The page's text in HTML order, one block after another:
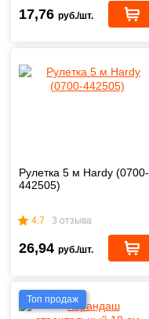
17,76 руб./шт.
Рулетка 5 м Hardy (0700-
442505)
4.7 3 отзыва
26,94 руб./шт.
Топ продаж